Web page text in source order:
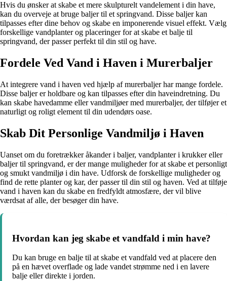
Hvis du ønsker at skabe et mere skulpturelt vandelement i din have,
kan du overveje at bruge baljer til et springvand. Disse baljer kan
tilpasses efter dine behov og skabe en imponerende visuel effekt. Vælg
forskellige vandplanter og placeringer for at skabe et balje til
springvand, der passer perfekt til din stil og have.
Fordele Ved Vand i Haven i Murerbaljer
At integrere vand i haven ved hjælp af murerbaljer har mange fordele.
Disse baljer er holdbare og kan tilpasses efter din haveindretning. Du
kan skabe havedamme eller vandmiljøer med murerbaljer, der tilføjer et
naturligt og roligt element til din udendørs oase.
Skab Dit Personlige Vandmiljø i Haven
Uanset om du foretrækker åkander i baljer, vandplanter i krukker eller
baljer til springvand, er der mange muligheder for at skabe et personligt
og smukt vandmiljø i din have. Udforsk de forskellige muligheder og
find de rette planter og kar, der passer til din stil og haven. Ved at tilføje
vand i haven kan du skabe en fredfyldt atmosfære, der vil blive
værdsat af alle, der besøger din have.
Hvordan kan jeg skabe et vandfald i min have?
Du kan bruge en balje til at skabe et vandfald ved at placere den
på en hævet overflade og lade vandet strømme ned i en lavere
balje eller direkte i jorden.